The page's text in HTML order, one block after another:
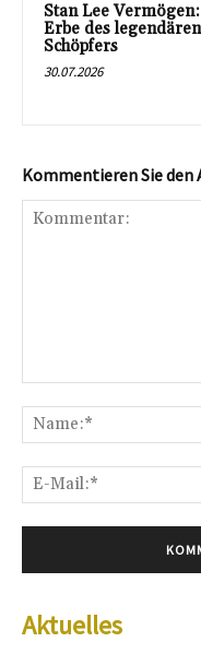
Stan Lee
Erbe des
Schöpfers
30.07.2026
Kommentieren Sie den
Aktuelles